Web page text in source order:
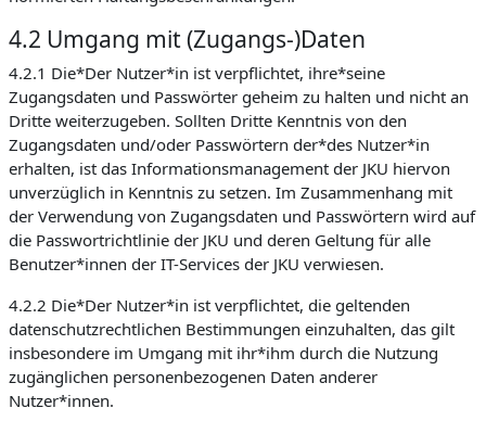
4.2 Umgang mit (Zugangs-)Daten
4.2.1 Die*Der Nutzer*in ist verpflichtet, ihre*seine
Zugangsdaten und Passwörter geheim zu halten und nicht an
Dritte weiterzugeben. Sollten Dritte Kenntnis von den
Zugangsdaten und/oder Passwörtern der*des Nutzer*in
erhalten, ist das Informationsmanagement der JKU hiervon
unverzüglich in Kenntnis zu setzen. Im Zusammenhang mit
der Verwendung von Zugangsdaten und Passwörtern wird auf
die Passwortrichtlinie der JKU und deren Geltung für alle
Benutzer*innen der IT-Services der JKU verwiesen.
4.2.2 Die*Der Nutzer*in ist verpflichtet, die geltenden
datenschutzrechtlichen Bestimmungen einzuhalten, das gilt
insbesondere im Umgang mit ihr*ihm durch die Nutzung
zugänglichen personenbezogenen Daten anderer
Nutzer*innen.